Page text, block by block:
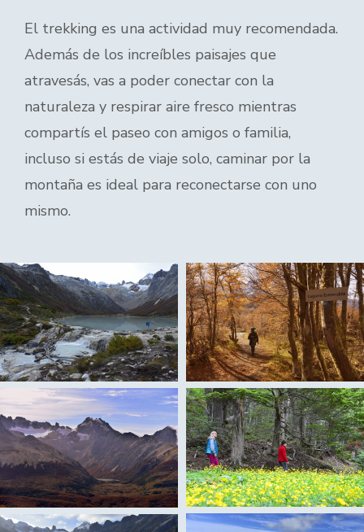
El trekking es una actividad muy recomendada.
Además de los increíbles paisajes que
atravesás, vas a poder conectar con la
naturaleza y respirar aire fresco mientras
compartís el paseo con amigos o familia,
incluso si estás de viaje solo, caminar por la
montaña es ideal para reconectarse con uno
mismo.